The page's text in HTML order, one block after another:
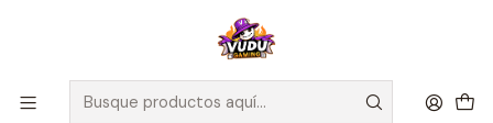
🚀 ¡Despachamos a todo Chile! Envío GRATIS a Regiones sobre
$100.000 y a RM sobre $35.000
Inicio Juegos de Cartas TCG
Magic The Gathering
Sellados Magic The Gathering
Preventa - MTG - The Hobbit - Play Booster Pack